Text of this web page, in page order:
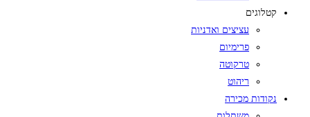
קטלוגים
עציצים ואדניות
פרימיום
טרקוטה
ריהוט
נקודות מכירה